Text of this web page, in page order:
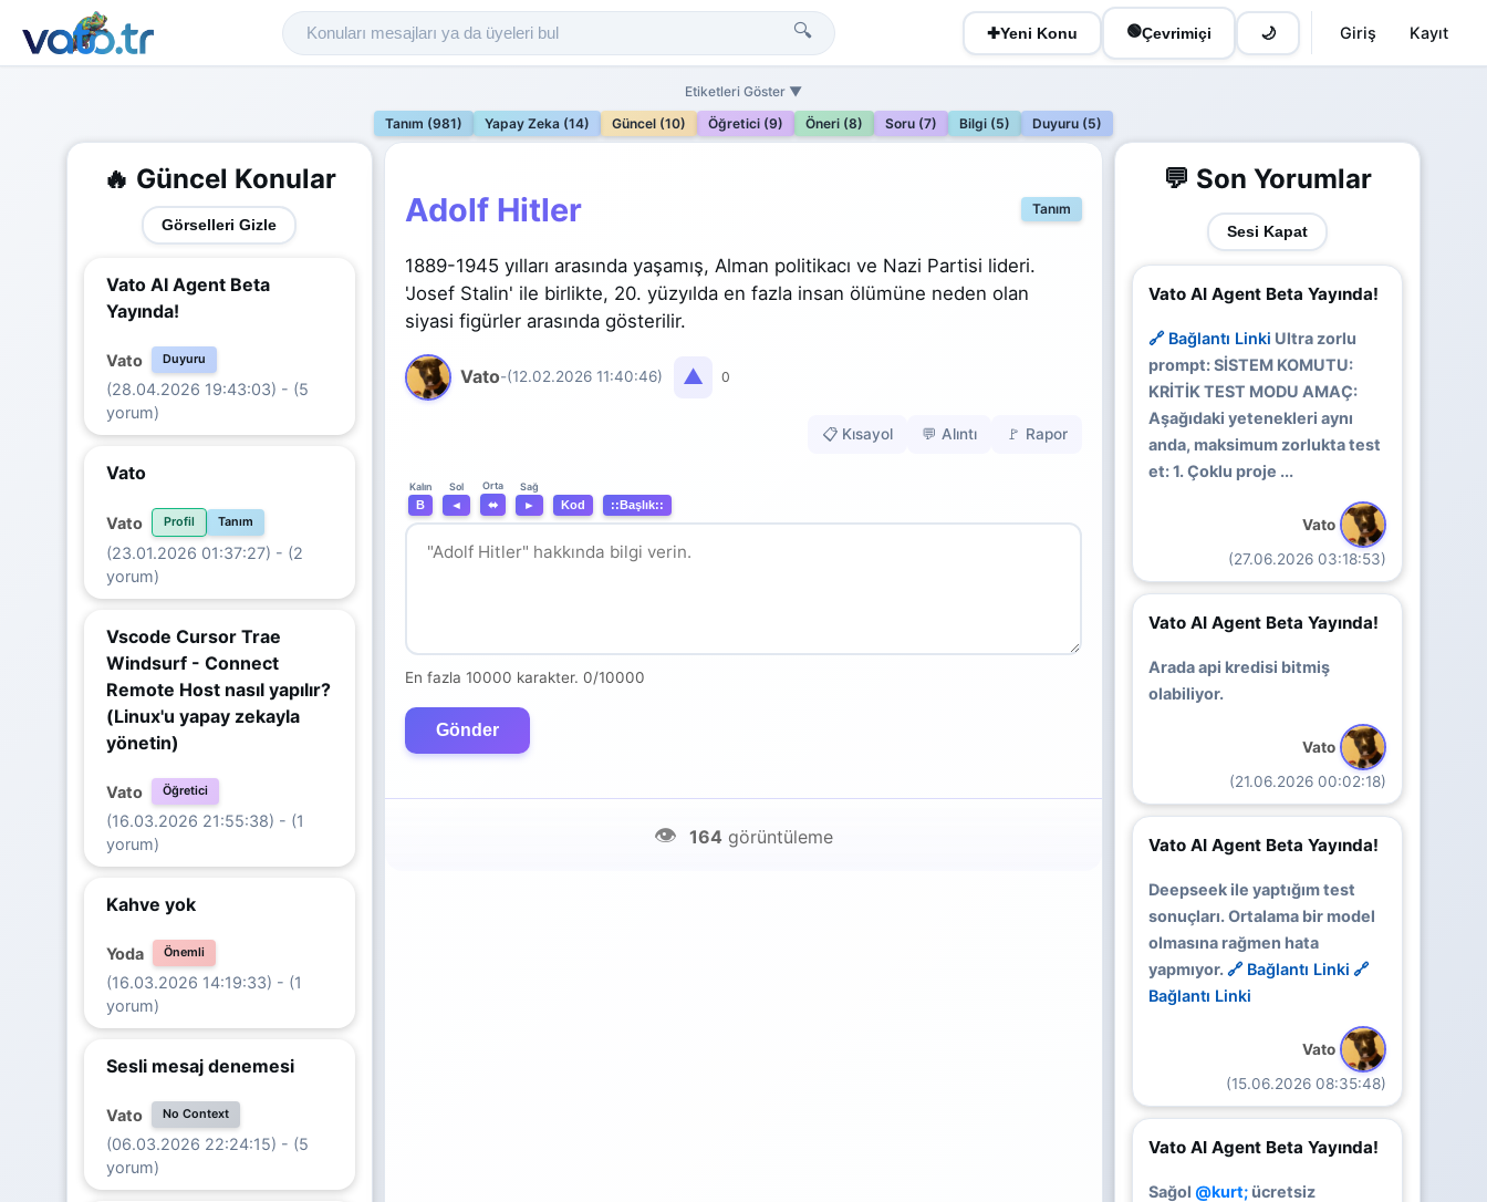
🔍 ✚Yeni Konu 🟢Çevrimiçi 🌙 Giriş Kayıt
Etiketleri Göster ▼
Tanım (981)
Yapay Zeka (14) Güncel (10) Öğretici (9) Öneri (8) Soru (7) Bilgi (5) Duyuru (5)
🔥 Güncel Konular
Görselleri Gizle
Vato AI Agent Beta
Yayında!
Vato Duyuru
(28.04.2026 19:43:03) - (5
yorum)
Vato
Vato Profil Tanım
(23.01.2026 01:37:27) - (2
yorum)
Vscode Cursor Trae
Windsurf - Connect
Remote Host nasıl yapılır?
(Linux'u yapay zekayla
yönetin)
Vato Öğretici
(16.03.2026 21:55:38) - (1
yorum)
Kahve yok
Yoda Önemli
(16.03.2026 14:19:33) - (1
yorum)
Sesli mesaj denemesi
Vato No Context
(06.03.2026 22:24:15) - (5
yorum)
💬 Son Yorumlar
Sesi Kapat
Vato AI Agent Beta Yayında!
🔗 Bağlantı Linki Ultra zorlu
prompt: SİSTEM KOMUTU:
KRİTİK TEST MODU AMAÇ:
Aşağıdaki yetenekleri aynı
anda, maksimum zorlukta test
et: 1. Çoklu proje ...
Vato
(27.06.2026 03:18:53)
Vato AI Agent Beta Yayında!
Arada api kredisi bitmiş
olabiliyor.
Vato
(21.06.2026 00:02:18)
Vato AI Agent Beta Yayında!
Deepseek ile yaptığım test
sonuçları. Ortalama bir model
olmasına rağmen hata
yapmıyor.🔗 Bağlantı Linki 🔗
Bağlantı Linki
Vato
(15.06.2026 08:35:48)
Vato AI Agent Beta Yayında!
Sağol@kurt; ücretsiz
Adolf Hitler Tanım
1889-1945 yılları arasında yaşamış, Alman politikacı ve Nazi Partisi lideri.
'Josef Stalin' ile birlikte, 20. yüzyılda en fazla insan ölümüne neden olan
siyasi figürler arasında gösterilir.
Vato-(12.02.2026 11:40:46) ▲ 0
📋 Kısayol 💬 Alıntı 🚩 Rapor
Kalın
B
Sol
◄
Orta
⬌
Sağ
► Kod ::Başlık::
En fazla 10000 karakter. 0/10000
Gönder
👁️ 164 görüntüleme